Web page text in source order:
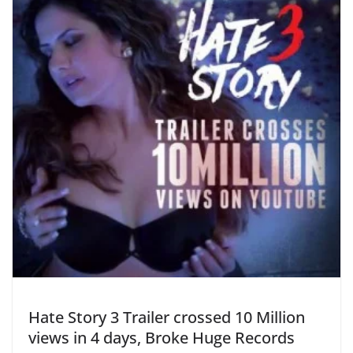
Hate Story 3 Trailer crossed 10 Million
views in 4 days, Broke Huge Records